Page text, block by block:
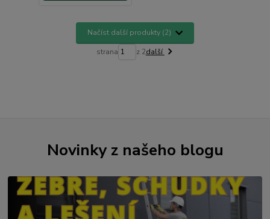
Načíst další produkty (2)
strana z 2další
Novinky z našeho blogu